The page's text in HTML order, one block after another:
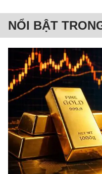
NỔI BẬT